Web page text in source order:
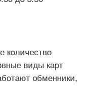
количество
виды карт
обменники,